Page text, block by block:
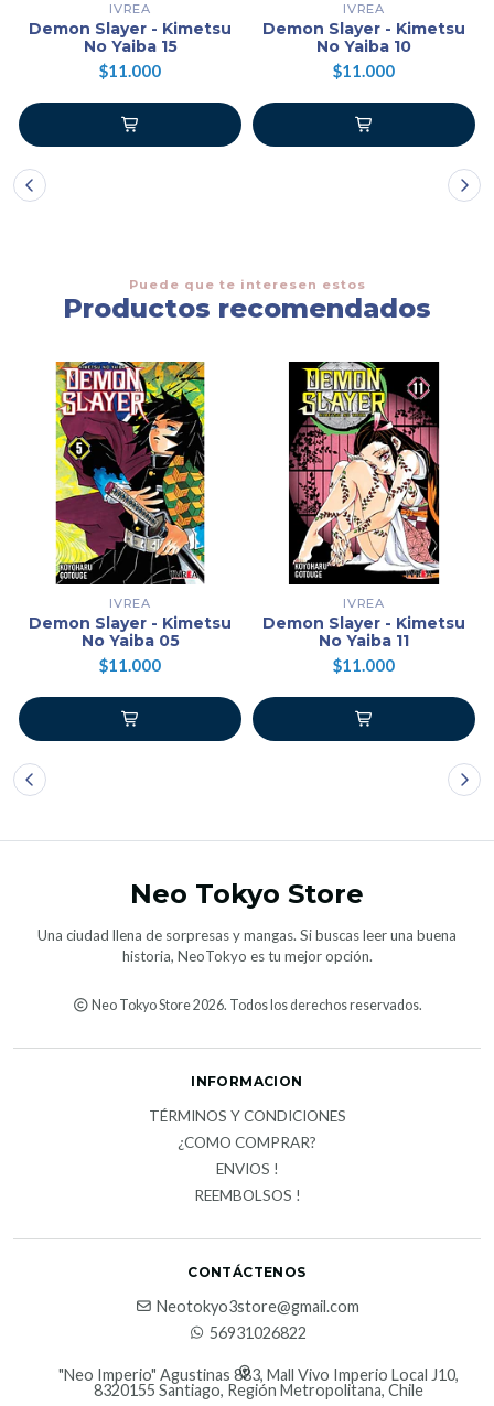
IVREA
Demon Slayer - Kimetsu
No Yaiba 15
$11.000
IVREA
Demon Slayer - Kimetsu
No Yaiba 10
$11.000
Puede que te interesen estos
Productos recomendados
IVREA
Demon Slayer - Kimetsu
No Yaiba 05
$11.000
IVREA
Demon Slayer - Kimetsu
No Yaiba 11
$11.000
Neo Tokyo Store
Una ciudad llena de sorpresas y mangas. Si buscas leer una buena
historia, NeoTokyo es tu mejor opción.
Neo Tokyo Store 2026. Todos los derechos reservados.
INFORMACION
TÉRMINOS Y CONDICIONES
¿COMO COMPRAR?
ENVIOS !
REEMBOLSOS !
CONTÁCTENOS
Neotokyo3store@gmail.com
56931026822
"Neo Imperio" Agustinas 883, Mall Vivo Imperio Local J10,
8320155 Santiago, Región Metropolitana, Chile